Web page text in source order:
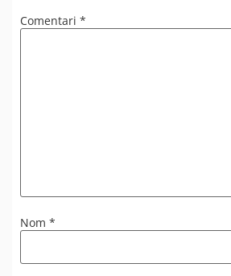
Comentari *
Nom *